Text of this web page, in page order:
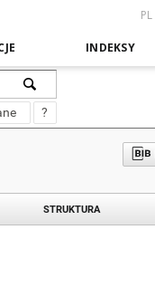
PL
INDEKSY
?
STRUKTURA